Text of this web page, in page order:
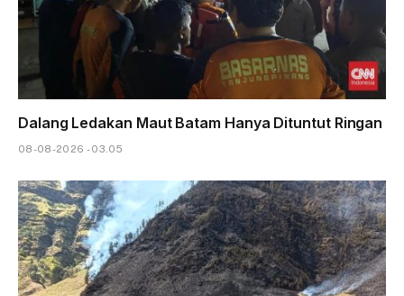
Dalang Ledakan Maut Batam Hanya Dituntut Ringan
08-08-2026 - 03.05